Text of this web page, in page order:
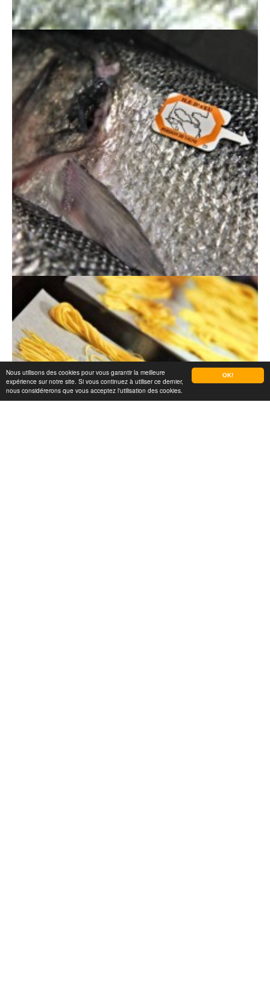
OK!
Nous utilisons des cookies pour vous garantir la meilleure
expérience sur notre site. Si vous continuez à utiliser ce dernier,
nous considérerons que vous acceptez l'utilisation des cookies.